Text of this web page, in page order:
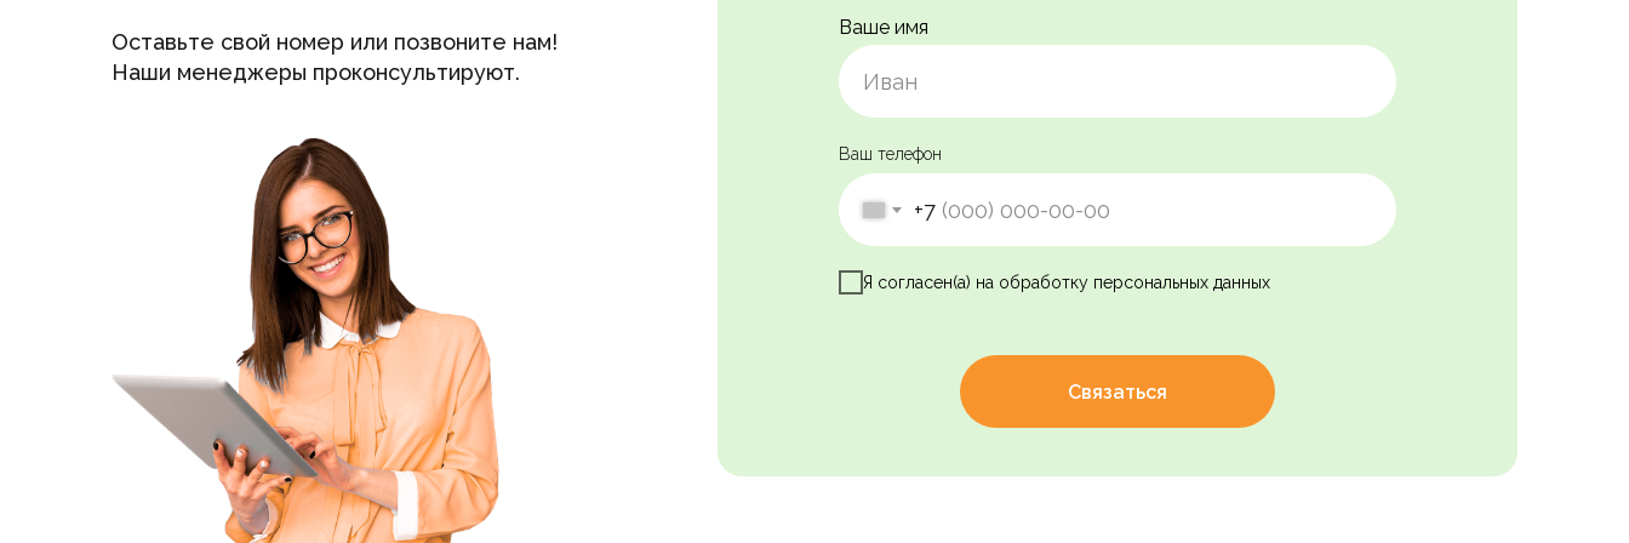
Оставьте свой номер или позвоните нам!
Наши менеджеры проконсультируют.
Ваше имя
Ваш телефон
+7
Я согласен(а) на обработку персональных данных
Связаться